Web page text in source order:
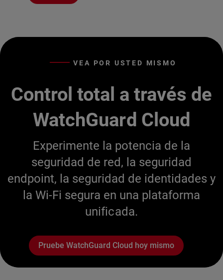
VEA POR USTED MISMO
Control total a través de
WatchGuard Cloud
Experimente la potencia de la
seguridad de red, la seguridad
endpoint, la seguridad de identidades y
la Wi-Fi segura en una plataforma
unificada.
Pruebe WatchGuard Cloud hoy mismo